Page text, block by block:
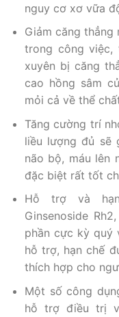
nguy cơ xơ vữa
Giảm căng
trong công việc,
xuyên bị căng
cao hồng sâm
mỏi cả về thể
Tăng cường trí
liều lượng đủ sẽ
não bộ, máu lên
đặc biệt rất tốt
Hỗ trợ và hạn
Ginsenoside
phần cực kỳ quý
hỗ trợ, hạn chế
thích hợp cho
Một số công
hỗ trợ điều trị